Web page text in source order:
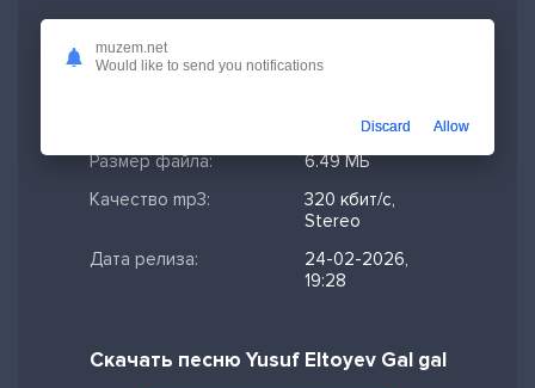
Скачано:
Размер файла:
6.49 МБ
Качество mp3:
320 кбит/с,
Stereo
Дата релиза:
24-02-2026,
19:28
Скачать песню Yusuf Eltoyev Gal gal
muzem.net
Would like to send you notifications
Discard Allow